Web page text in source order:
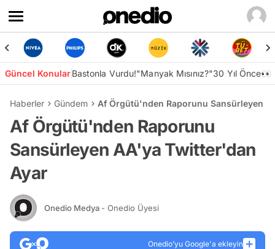
Güncel KonularBastonla Vurdu!"Manyak Mısınız?"30 Yıl Önce👀
Haberler Gündem Af Örgütü'nden Raporunu Sansürleyen
Af Örgütü'nden Raporunu
Sansürleyen AA'ya Twitter'dan
Ayar
Onedio Medya - Onedio Üyesi
Onedio’yu Google'a ekleyin